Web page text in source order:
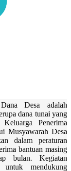
Desa adalah
dana tunai yang
Penerima
Musyawarah Desa
dalam peraturan
bantuan masing
bulan. Kegiatan
mendukung